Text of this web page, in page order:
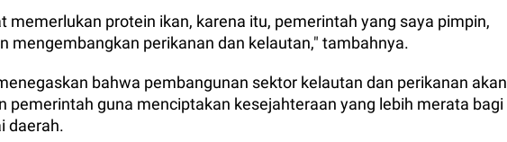
memerlukan protein ikan, karena itu, pemerintah yang saya pimpin,
mengembangkan perikanan dan kelautan," tambahnya.
bahwa pembangunan sektor kelautan dan perikanan akan
pemerintah guna menciptakan kesejahteraan yang lebih merata bagi
daerah.